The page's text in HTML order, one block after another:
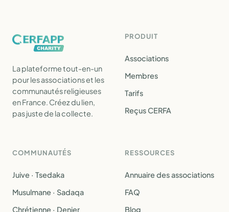
La plateforme tout-en-un
pour les associations et les
communautés religieuses
en France. Créez du lien,
pas juste de la collecte.
PRODUIT
Associations
Membres
Tarifs
Reçus CERFA
COMMUNAUTÉS
Juive · Tsedaka
Musulmane · Sadaqa
Chrétienne · Denier
RESSOURCES
Annuaire des associations
FAQ
Blog